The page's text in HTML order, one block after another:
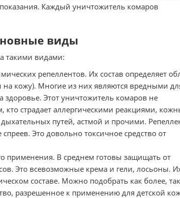
Каждый уничтожитель комаров
виды
такими видами:
репеллентов. Их состав определяет
на кожу). Многие из них являются вредными
здоровье. Этот уничтожитель комаров не
кто страдает аллергическими реакциями,
путей, астмой и прочими.
Это довольно токсичное средство от
применения. В среднем готовы защищать от
Это всевозможные крема и гели, лосьоны.
составе. Можно подобрать как более,
разрешенное к применению для детской